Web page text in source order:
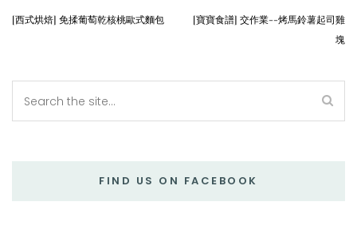
[西式烘焙] 免揉葡萄乾核桃歐式麵包
[寶寶食譜] 交作業--烤馬鈴薯起司雞
塊
FIND US ON FACEBOOK